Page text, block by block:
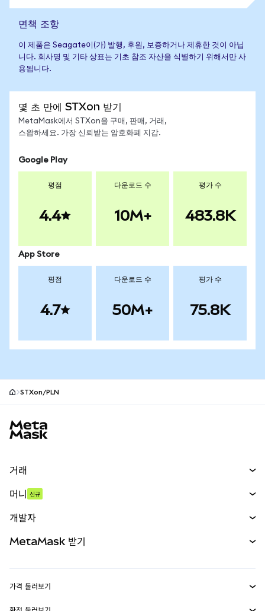
면책 조항
이 제품은 Seagate이(가) 발행, 후원, 보증하거나 제휴한 것이 아닙
니다. 회사명 및 기타 상표는 기초 참조 자산을 식별하기 위해서만 사
용됩니다.
몇 초 만에 STXon 받기
MetaMask에서 STXon을 구매, 판매, 거래,
스왑하세요. 가장 신뢰받는 암호화폐 지갑.
Google Play
평점
4.4
다운로드 수
10M+
평가 수
483.8K
App Store
평점
4.7
다운로드 수
50M+
평가 수
75.8K
STXon/PLN
거래
무기한 선물
실물자산
머니 신규
개발자
MetaMask 받기
가격 둘러보기